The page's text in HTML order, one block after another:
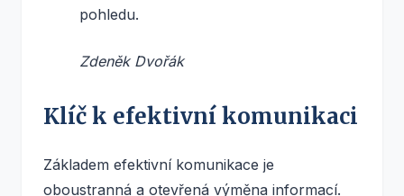
pohledu.
Zdeněk Dvořák
Klíč k efektivní komunikaci
Základem efektivní komunikace je
oboustranná a otevřená výměna informací.